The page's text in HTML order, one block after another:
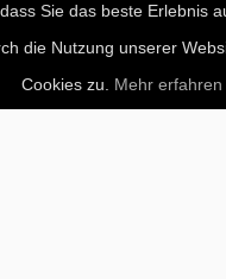
Sie das beste Erlebnis
die Nutzung unserer
Cookies zu. Mehr erfahren